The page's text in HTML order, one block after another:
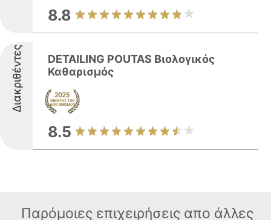
8.8
Διακριθέντες
DETAILING POUTAS Βιολογικός
Καθαρισμός
8.5
Παρόμοιες επιχειρήσεις απο άλλες